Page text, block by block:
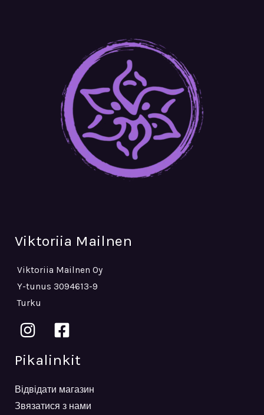
Viktoriia Mailnen
Viktoriia Mailnen Oy
Y-tunus 3094613-9
Turku
Pikalinkit
Відвідати магазин
Звязатися з нами